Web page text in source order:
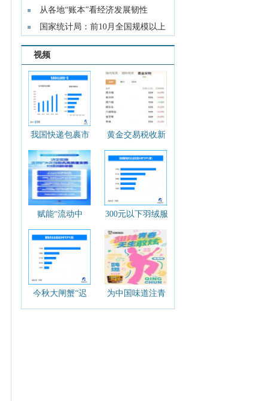
新增适老
从各地“账本”看经济发展韧性
国家统计局：前10月全国规模以上
工业企
视频
我国快递包裹市
场规模11年全球
领先 现存包装相
关企业超262.5万
家
黄金交易税收新
规落地，国内金
饰克价大幅上
调！对个人购金
有何影响？
赋能“流动中
国”！10项移民管
理创新举措发布
300元以下羽绒服
争议不断 现存相
关企业超4.8万家
今秋大闸蟹“迟
到”更肥美，现存
为中国味道注青
春活力！周黑鸭